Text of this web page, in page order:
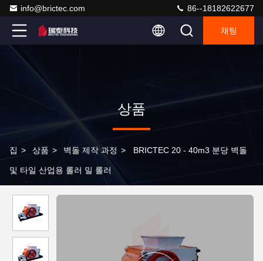
info@brictec.com 86--18182622677
채팅
상품
집 > 상품 > 벽돌 제작 과정 > BRICTEC 20 - 40m3 분당 벽돌
및 타일 산업용 롤러 밀 롤러